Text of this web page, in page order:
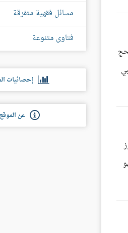
مسائل فقهية متفرقة
فتاوى متنوعة
إحصائيات
عن الموقع